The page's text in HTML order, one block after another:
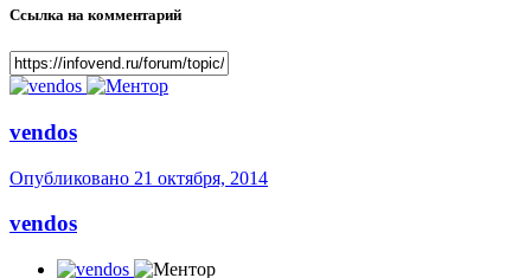
Ссылка на комментарий
vendos
Опубликовано 21 октября, 2014
vendos